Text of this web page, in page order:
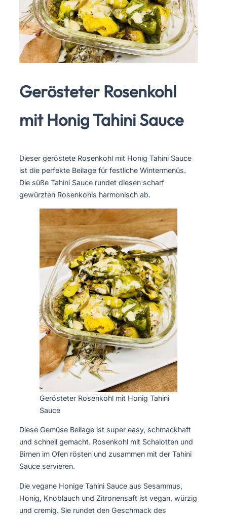
Gerösteter Rosenkohl
mit Honig Tahini Sauce
Dieser geröstete Rosenkohl mit Honig Tahini Sauce
ist die perfekte Beilage für festliche Wintermenüs.
Die süße Tahini Sauce rundet diesen scharf
gewürzten Rosenkohls harmonisch ab.
Gerösteter Rosenkohl mit Honig Tahini
Sauce
Diese Gemüse Beilage ist super easy, schmackhaft
und schnell gemacht. Rosenkohl mit Schalotten und
Birnen im Ofen rösten und zusammen mit der Tahini
Sauce servieren.
Die vegane Honige Tahini Sauce aus Sesammus,
Honig, Knoblauch und Zitronensaft ist vegan, würzig
und cremig. Sie rundet den Geschmack des